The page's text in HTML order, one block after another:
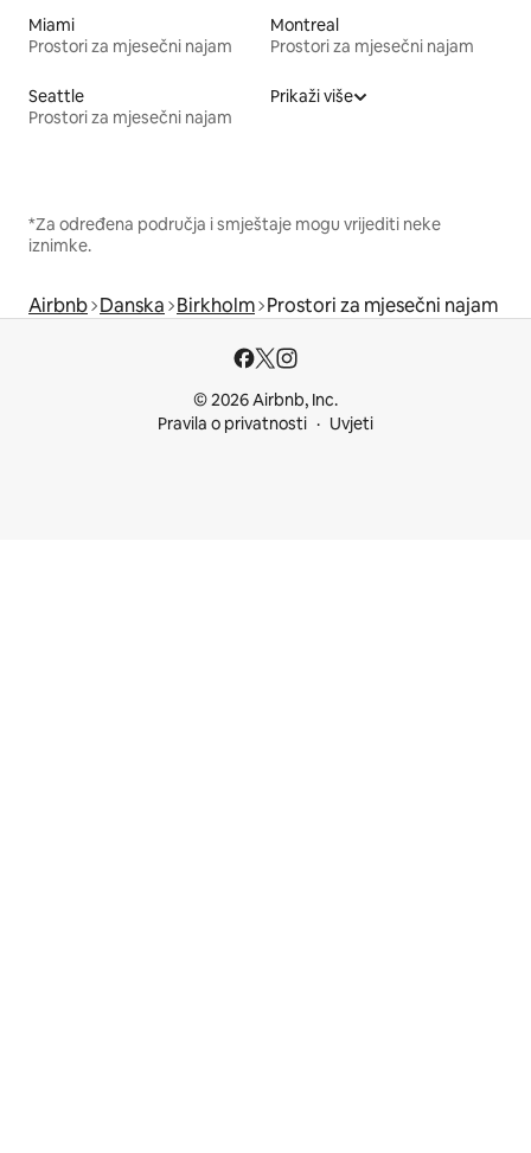
Miami
Prostori za mjesečni najam
Montreal
Prostori za mjesečni najam
Seattle
Prostori za mjesečni najam
Prikaži više
*Za određena područja i smještaje mogu vrijediti neke
iznimke.
Airbnb Danska Birkholm Prostori za mjesečni najam
© 2026 Airbnb, Inc.
Pravila o privatnosti
Uvjeti